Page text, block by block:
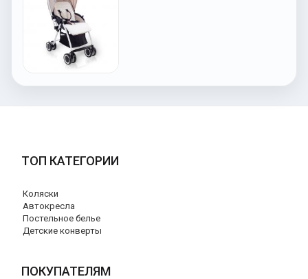
ТОП КАТЕГОРИИ
Коляски
Автокресла
Постельное белье
Детские конверты
ПОКУПАТЕЛЯМ